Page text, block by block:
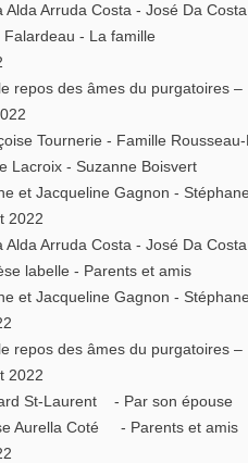
Alda Arruda Costa - José Da
Falardeau - La famille
2022
repos des âmes du
2022
Tournerie - Famille
Lacroix - Suzanne Boisvert
et Jacqueline Gagnon -
août 2022
Alda Arruda Costa - José Da
labelle - Parents et amis
et Jacqueline Gagnon -
repos des âmes du
août 2022
St-Laurent - Par son épouse
Aurella Coté - Parents et amis
2022